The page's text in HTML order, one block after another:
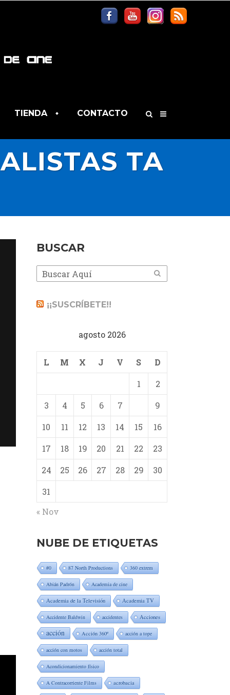
TIENDA CONTACTO
TA
BUSCAR
¡¡SUSCRÍBETE!!
agosto 2026
L M X J V S
D
1
2
3
4 5 6 7
9
10
11 12 13 14 15
16
17
18 19 20 21 22
23
24
25 26 27 28 29
30
31
« Nov
NUBE DE ETIQUETAS
#0 87 North Productions 360 extrem
Abián Padrón Academia de cine
Academia de la Televisión Academia TV
Accidente Baldwin accidentes Acciones
acción Acción 360º acción a tope
acción con motos acción total
Acondicionamiento físico
A Contracorriente Films acrobacia